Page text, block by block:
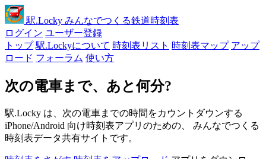
駅.Locky みんなでつくる鉄道時刻表
ログイン ユーザー登録
トップ 駅.Lockyについて 時刻表リスト 時刻表マップ アップ
ロード フォーラム 使い方
次の電車まで、あと何分?
駅.Locky は、次の電車までの時間をカウントダウンする
iPhone/Android 向け時刻表アプリのための、 みんなでつくる
時刻表データ共有サイトです。